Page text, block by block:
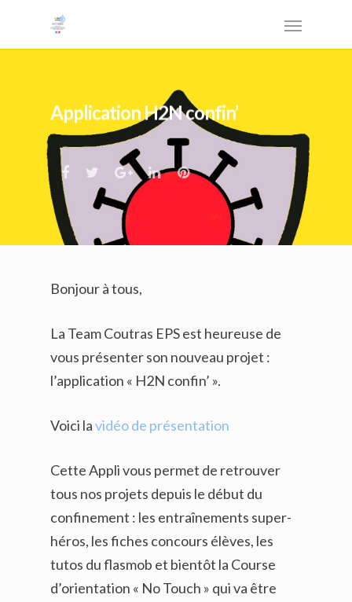
Application H2N confin’
Bonjour à tous,
La Team Coutras EPS est heureuse de
vous présenter son nouveau projet :
l’application « H2N confin’ ».
Voici lavidéo de présentation
Cette Appli vous permet de retrouver
tous nos projets depuis le début du
confinement : les entraînements super-
héros, les fiches concours élèves, les
tutos du flasmob et bientôt la Course
d’orientation « No Touch » qui va être